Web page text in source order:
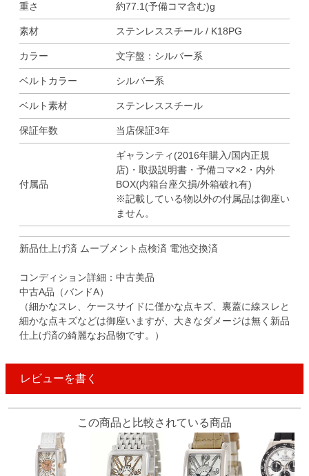
重さ 約77.1(予備コマ含む)g
素材 ステンレススチール / K18PG
カラー 文字盤：シルバー系
ベルトカラー シルバー系
ベルト素材 ステンレススチール
保証年数 当店保証3年
付属品
ギャランティ(2016年購入/国内正規
店)・取扱説明書・予備コマ×2・内外
BOX(内箱台座欠損/外箱破れ有)
※記載している物以外の付属品は御座い
ません。
新品仕上げ済 ムーブメント点検済 電池交換済
コンディション詳細：中古美品
中古A品（バンドA）
（細かなスレ、ケースサイドに僅かな点キズ、裏蓋に線スレと
細かな点キズなどは御座いますが、大きなダメージは無く新品
仕上げ済の綺麗なお品物です。）
レビューを書く
この商品と比較されている商品